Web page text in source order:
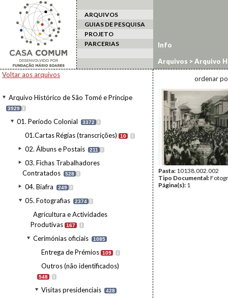
ARQUIVOS
GUIAS DE PESQUISA
PROJETO
PARCERIAS
Voltar aos arquivos
Arquivo Histórico de São Tomé e Príncipe
3929 I
01. Período Colonial 3372 I
01.Cartas Régias (transcrições) 10 I
02. Álbuns e Postais 211 I
03. Fichas Trabalhadores
Contratados
528 I
04. Biafra 249 I
05. Fotografias 2374 I
Agricultura e Actividades
Produtivas 167 I
Cerimónias oficiais 1085
Entrega de Prémios 109 I
Outros (não identificados)
548 I
Visitas presidenciais 428
Info
Arquivos >Arquivo
oficiais>Visitas
ordenar
Pasta: 10138.002.002
Tipo Documental:
Página(s): 1